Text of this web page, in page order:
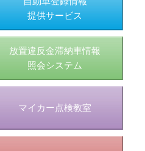
提供サービス
放置違反金滞納車情報
照会システム
マイカー点検教室